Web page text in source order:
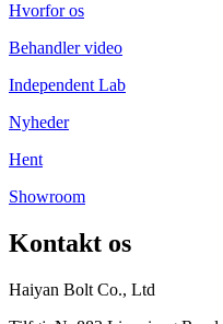
Hvorfor os
Behandler video
Independent Lab
Nyheder
Hent
Showroom
Kontakt os
Haiyan Bolt Co., Ltd